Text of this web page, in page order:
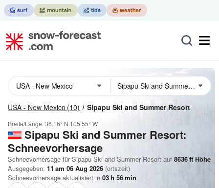
USA - New Mexico (10) Sipapu Ski and Summer Resort
Breite/Länge:36.16° N 105.55° W
Sipapu Ski and Summer Resort:
Schneevorhersage
Schneevorhersage für Sipapu Ski and Summer Resort auf 8636ft Höhe
Ausgegeben: 11 am 06 Aug 2026 (ortszeit)
Schneevorhersage aktualisiert in 03h 56min